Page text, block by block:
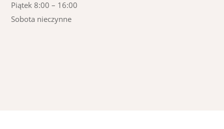
Piątek 8:00 – 16:00
Sobota nieczynne